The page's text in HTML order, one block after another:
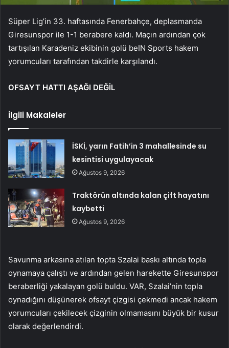
Süper Lig’in 33. haftasında Fenerbahçe, deplasmanda
Giresunspor ile 1-1 berabere kaldı. Maçın ardından çok
tartışılan Karadeniz ekibinin golü beIN Sports hakem
yorumcuları tarafından takdirle karşılandı.
OFSAYT HATTI AŞAĞI DEĞİL
İlgili Makaleler
İSKİ, yarın Fatih’in 3 mahallesinde su
kesintisi uygulayacak
Ağustos 9, 2026
Traktörün altında kalan çift hayatını
kaybetti
Ağustos 9, 2026
Savunma arkasına atılan topta Szalai baskı altında topla
oynamaya çalıştı ve ardından gelen harekette Giresunspor
beraberliği yakalayan golü buldu. VAR, Szalai’nin topla
oynadığını düşünerek ofsayt çizgisi çekmedi ancak hakem
yorumcuları çekilecek çizginin olmamasını büyük bir kusur
olarak değerlendirdi.